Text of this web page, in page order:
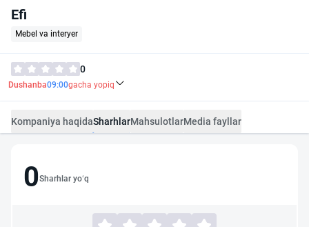
Efi
Mebel va interyer
0
Dushanba09:00gacha yopiq
Kompaniya haqidaSharhlarMahsulotlarMedia fayllar
0Sharhlar yo‘q